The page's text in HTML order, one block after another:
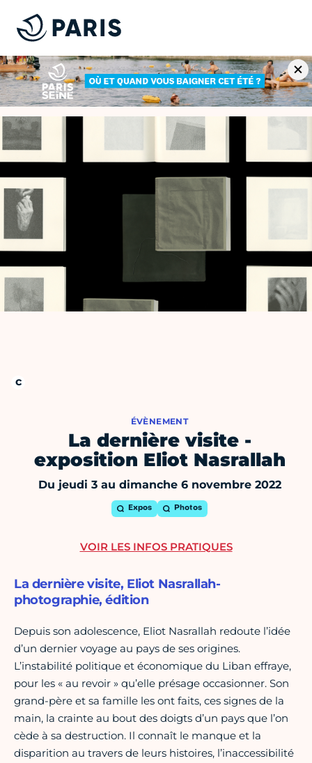
ÉVÈNEMENT
La dernière visite -
exposition Eliot Nasrallah
Du jeudi 3 au dimanche 6 novembre 2022
Expos Photos
La dernière visite, Eliot Nasrallah-
photographie, édition
Depuis son adolescence, Eliot Nasrallah redoute l’idée
d’un dernier voyage au pays de ses origines.
L’instabilité politique et économique du Liban effraye,
pour les « au revoir » qu’elle présage occasionner. Son
grand-père et sa famille les ont faits, ces signes de la
main, la crainte au bout des doigts d’un pays que l’on
cède à sa destruction. Il connaît le manque et la
disparition au travers de leurs histoires, l’inaccessibilité
VOIR LES INFOS PRATIQUES